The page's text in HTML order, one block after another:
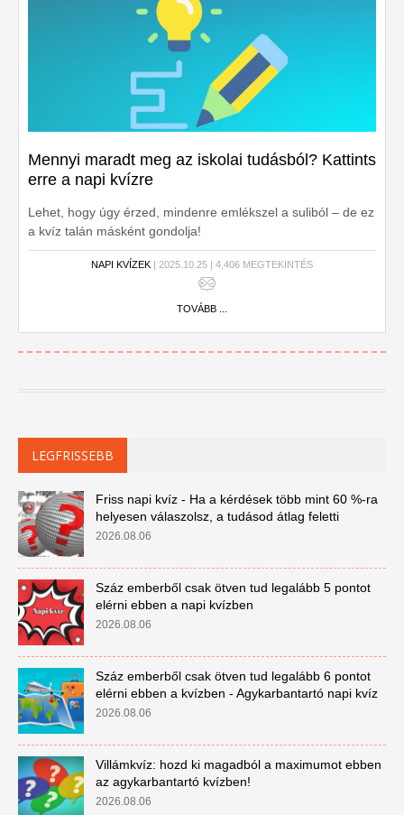
Mennyi maradt meg az iskolai tudásból? Kattints
erre a napi kvízre
Lehet, hogy úgy érzed, mindenre emlékszel a suliból – de ez
a kvíz talán másként gondolja!
NAPI KVÍZEK | 2025.10.25 | 4,406 MEGTEKINTÉS
TOVÁBB ...
LEGFRISSEBB
Friss napi kvíz - Ha a kérdések több mint 60 %-ra
helyesen válaszolsz, a tudásod átlag feletti
2026.08.06
Száz emberből csak ötven tud legalább 5 pontot
elérni ebben a napi kvízben
2026.08.06
Száz emberből csak ötven tud legalább 6 pontot
elérni ebben a kvízben - Agykarbantartó napi kvíz
2026.08.06
Villámkvíz: hozd ki magadból a maximumot ebben
az agykarbantartó kvízben!
2026.08.06